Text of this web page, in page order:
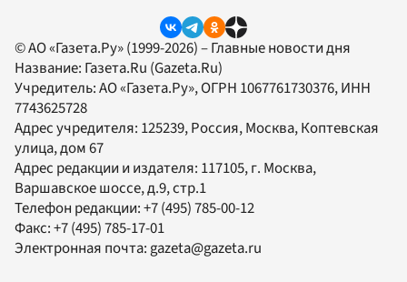
© АО «Газета.Ру» (1999-2026) – Главные новости дня
Название: Газета.Ru (Gazeta.Ru)
Учредитель:АО «Газета.Ру», ОГРН 1067761730376, ИНН
7743625728
Адрес учредителя: 125239, Россия, Москва, Коптевская
улица, дом 67
Адрес редакции и издателя: 117105, г. Москва,
Варшавское шоссе, д.9, стр.1
Телефон редакции:+7 (495) 785-00-12
Факс:+7 (495) 785-17-01
Электронная почта: gazeta@gazeta.ru